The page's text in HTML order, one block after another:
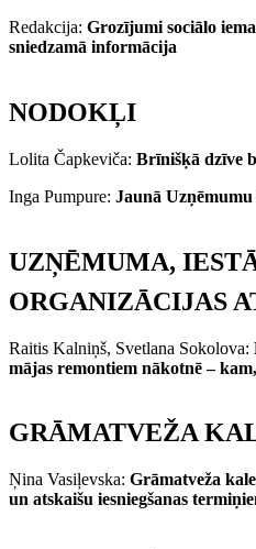
Redakcija: Grozījumi sociālo
sniedzamā informācija
NODOKĻI
Lolita Čapkeviča: Brīnišķā dzīve
Inga Pumpure: Jaunā
UZŅĒMUMA,
ORGANIZĀCIJAS
Raitis Kalniņš, Svetlana Sokolova:
mājas remontiem nākotnē –
GRĀMATVEŽA
Ņina Vasiļevska: Grāmatveža
un atskaišu iesniegšanas